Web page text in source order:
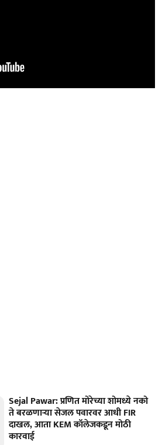
Sejal Pawar: प्रणित मोरेच्या शोमध्ये नको
ते बरळणाऱ्या सेजल पवारवर आधी FIR
दाखल, आता KEM कॉलेजकडून मोठी
कारवाई